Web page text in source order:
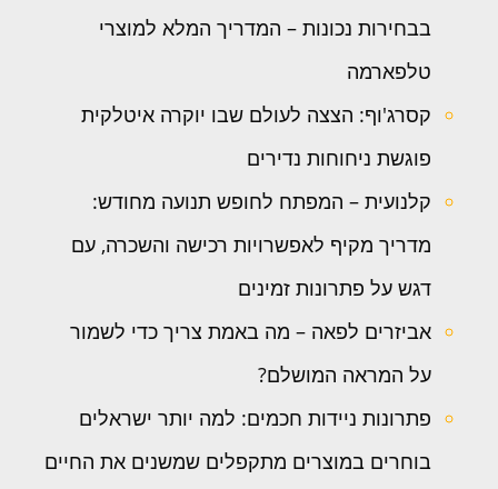
בבחירות נכונות – המדריך המלא למוצרי
טלפארמה
קסרג'וף: הצצה לעולם שבו יוקרה איטלקית
פוגשת ניחוחות נדירים
קלנועית – המפתח לחופש תנועה מחודש:
מדריך מקיף לאפשרויות רכישה והשכרה, עם
דגש על פתרונות זמינים
אביזרים לפאה – מה באמת צריך כדי לשמור
על המראה המושלם?
פתרונות ניידות חכמים: למה יותר ישראלים
בוחרים במוצרים מתקפלים שמשנים את החיים